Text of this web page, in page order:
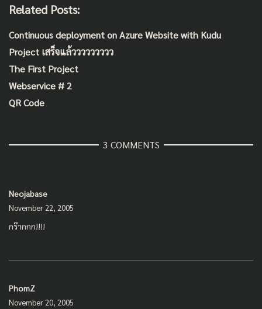
Related Posts:
Continuous deployment on Azure Website with Kudu
Project เสร็จแล้ววววววววว
The First Project
Webservice # 2
QR Code
3 COMMENTS
Neojabase
November 22, 2005
กร๊ากกก!!!!
PhomZ
November 20, 2005